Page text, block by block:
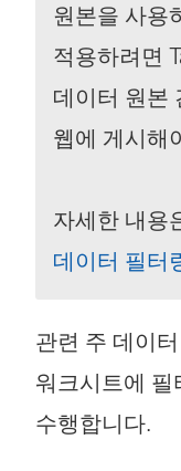
원본을 사용
적용하려면
데이터 원본
웹에 게시해
자세한 내용
데이터 필터
관련 주 데이
워크시트에
수행합니다.